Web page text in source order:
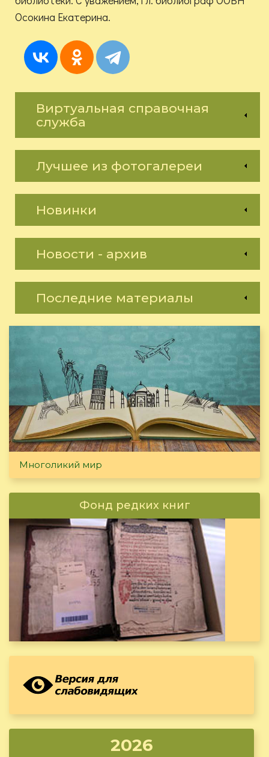
Осокина Екатерина.
Виртуальная справочная
служба
Лучшее из фотогалереи
Новинки
Новости - архив
Последние материалы
Многоликий мир
Фонд редких книг
2026